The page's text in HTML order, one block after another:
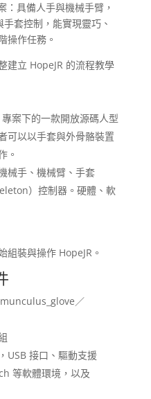
具備人手與機械手臂，
套控制，能實現靈巧、
操作任務。
建立 HopeJR 的流程教學
案下的一款開放源碼人型
可以以手套與外骨骼裝置
。
械手、機械臂、手套
）控制器。硬體、軟
組裝與操作 HopeJR。
／
USB 接口、驅動支援
等軟體環境，以及